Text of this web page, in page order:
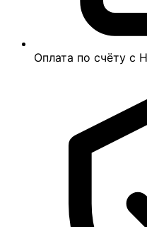
Оплата по счёту с